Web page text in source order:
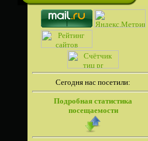
Сегодня нас посетили:
Подробная статистика
посещаемости